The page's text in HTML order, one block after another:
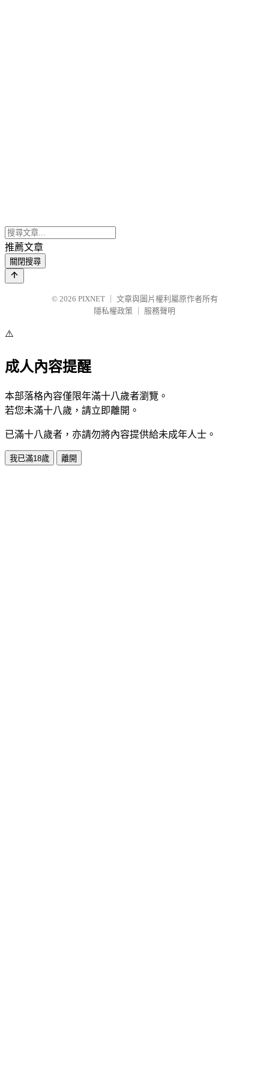
推薦文章
關閉搜尋
© 2026 PIXNET
文章與圖片權利屬原作者所有
隱私權政策
服務聲明
⚠️
成人內容提醒
本部落格內容僅限年滿十八歲者瀏覽。
若您未滿十八歲，請立即離開。
已滿十八歲者，亦請勿將內容提供給未成年人士。
我已滿18歲 離開